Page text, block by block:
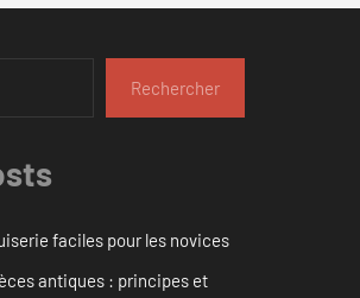
Rechercher
faciles pour les novices
antiques : principes et